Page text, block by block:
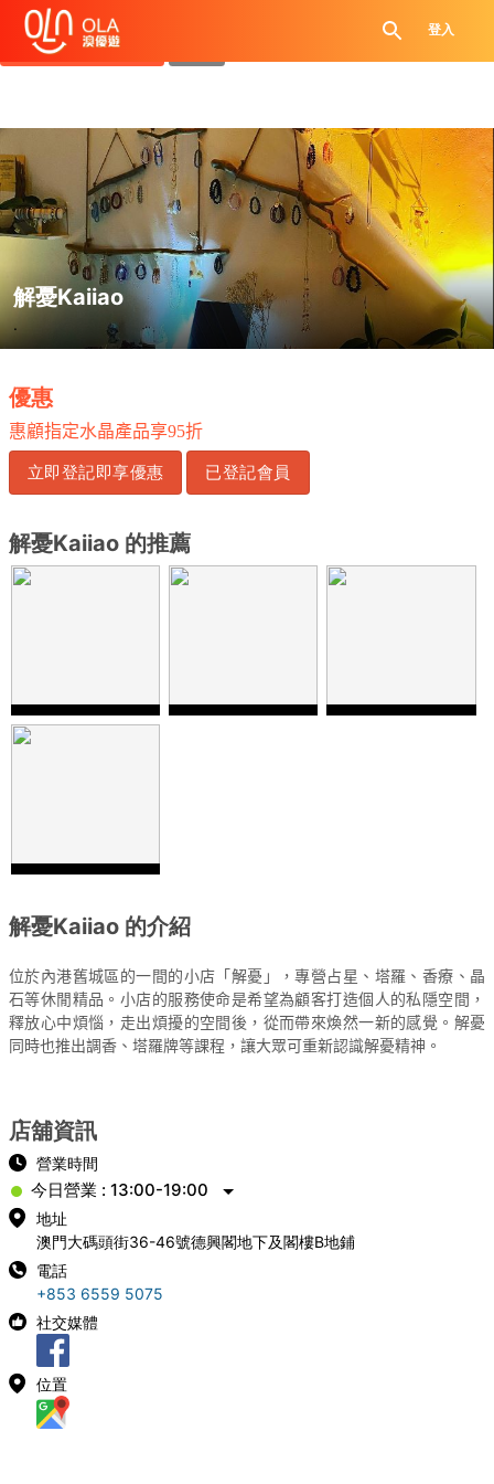
登入
領取每日優惠券
查看`我的優惠記錄`
解憂Kaiiao
.
優惠
惠顧指定水晶產品享95折
立即登記即享優惠 已登記會員
解憂Kaiiao 的推薦
解憂Kaiiao 的介紹
位於內港舊城區的一間的小店「解憂」，專營占星、塔羅、香療、晶
石等休閒精品。小店的服務使命是希望為顧客打造個人的私隱空間，
釋放心中煩惱，走出煩擾的空間後，從而帶來煥然一新的感覺。解憂
同時也推出調香、塔羅牌等課程，讓大眾可重新認識解憂精神。
店舖資訊
營業時間
今日營業 : 13:00-19:00
地址
澳門大碼頭街36-46號德興閣地下及閣樓B地鋪
電話
+853 6559 5075
社交媒體
位置